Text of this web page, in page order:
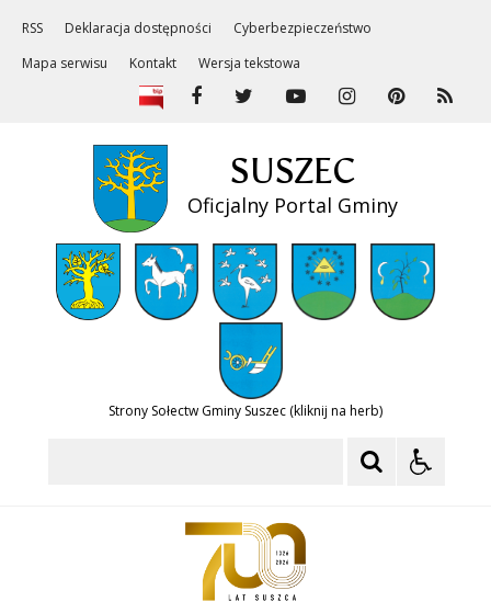
RSS Deklaracja dostępności
Cyberbezpieczeństwo
Mapa serwisu
Kontakt Wersja tekstowa
SUSZEC
Oficjalny Portal Gminy
Strony Sołectw Gminy Suszec (kliknij na herb)